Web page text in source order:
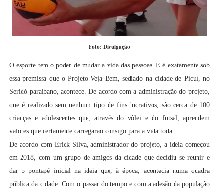
Foto: Divulgação
O esporte tem o poder de mudar a vida das pessoas. E é exatamente sob
essa premissa que o Projeto Veja Bem, sediado na cidade de Picuí, no
Seridó paraibano, acontece. De acordo com a administração do projeto,
que é realizado sem nenhum tipo de fins lucrativos, são cerca de 100
crianças e adolescentes que, através do vôlei e do futsal, aprendem
valores que certamente carregarão consigo para a vida toda.
De acordo com Erick Silva, administrador do projeto, a ideia começou
em 2018, com um grupo de amigos da cidade que decidiu se reunir e
dar o pontapé inicial na ideia que, à época, acontecia numa quadra
pública da cidade. Com o passar do tempo e com a adesão da população